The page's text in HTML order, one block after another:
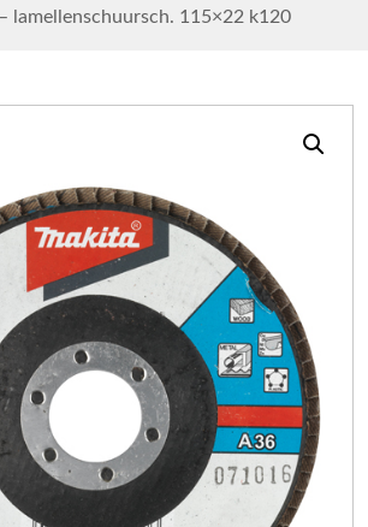
lamellenschuursch. 115×22 k120